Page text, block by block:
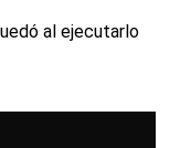
al ejecutarlo